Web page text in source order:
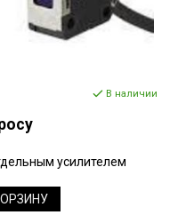
В наличии
усилителем